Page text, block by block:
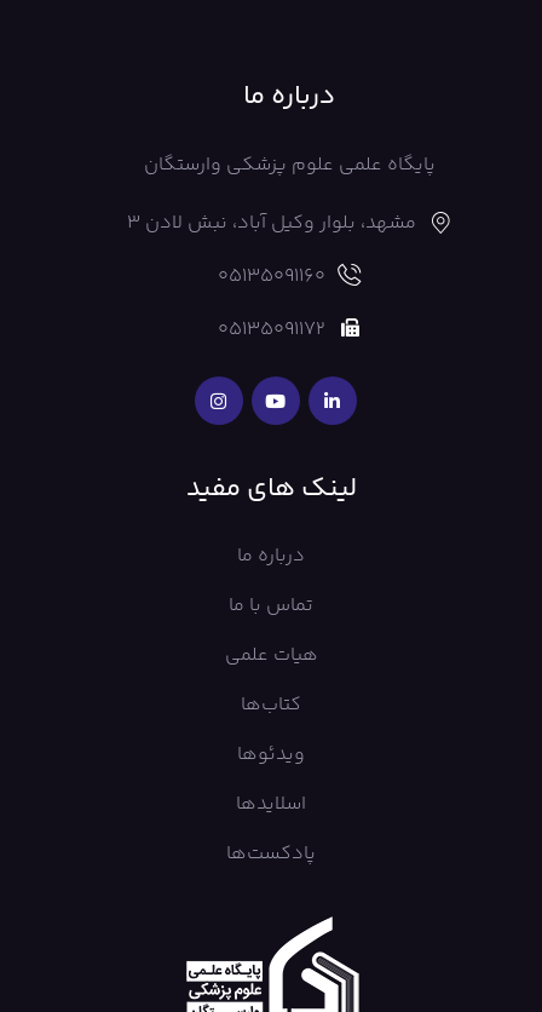
درباره ما
پایگاه علمی علوم پزشکی وارستگان
مشهد، بلوار وکیل آباد، نبش لادن 3
05135091160
05135091172
لینک های مفید
درباره ما
تماس با ما
هیات علمی
کتاب‌ها
ویدئوها
اسلایدها
پادکست‌ها